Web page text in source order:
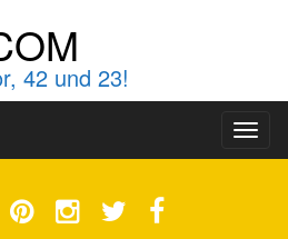
42 und 23!